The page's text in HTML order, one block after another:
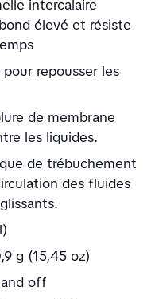
intercalaire
élevé et résiste
repousser les
de membrane
les liquides.
de trébuchement
des fluides
g (15,45 oz)
off